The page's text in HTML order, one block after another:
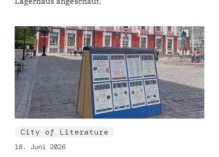
City of Literature
18. Juni 2026